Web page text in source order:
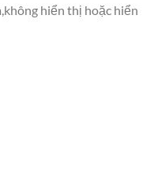
hiển thị hoặc hiển